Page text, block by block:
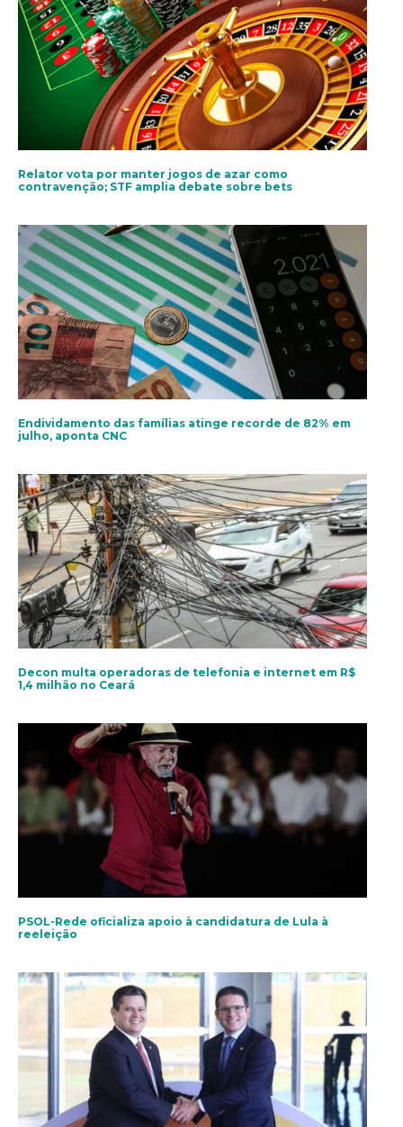
Relator vota por manter jogos de azar como
contravenção; STF amplia debate sobre bets
Endividamento das famílias atinge recorde de 82% em
julho, aponta CNC
Decon multa operadoras de telefonia e internet em R$
1,4 milhão no Ceará
PSOL-Rede oficializa apoio à candidatura de Lula à
reeleição